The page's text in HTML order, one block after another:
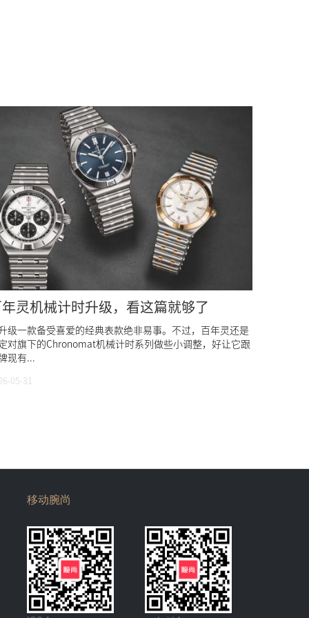
灵机械计时升级，看这篇就够了
级一款备受喜爱的经典表款绝非易事。不过，百年灵还是
对旗下的Chronomat机械计时系列做些小调整，好让它跟
现有...
05-31
移动腕尚